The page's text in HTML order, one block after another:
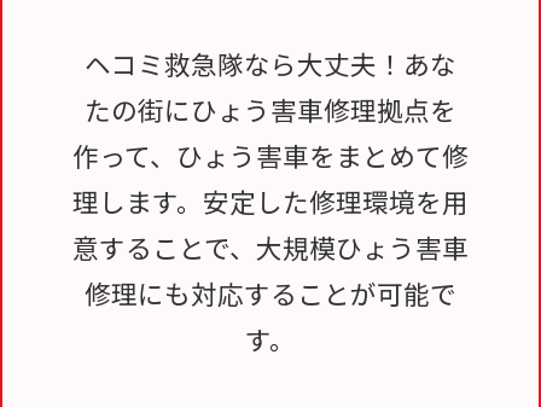
ヘコミ救急隊なら大丈夫！あな
たの街にひょう害車修理拠点を
作って、ひょう害車をまとめて修
理します。安定した修理環境を用
意することで、大規模ひょう害車
修理にも対応することが可能で
す。